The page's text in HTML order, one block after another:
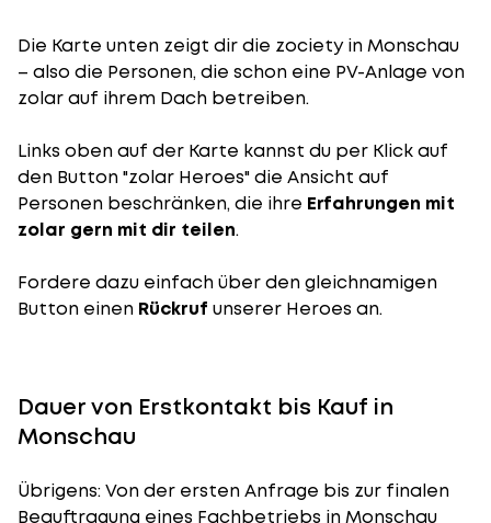
Die Karte unten zeigt dir die zociety in Monschau
– also die Personen, die schon eine PV-Anlage von
zolar auf ihrem Dach betreiben.
Links oben auf der Karte kannst du per Klick auf
den Button "zolar Heroes" die Ansicht auf
Personen beschränken, die ihre Erfahrungen mit
zolar gern mit dir teilen.
Fordere dazu einfach über den gleichnamigen
Button einen Rückruf unserer Heroes an.
Dauer von Erstkontakt bis Kauf in
Monschau
Übrigens: Von der ersten Anfrage bis zur finalen
Beauftragung eines Fachbetriebs in Monschau